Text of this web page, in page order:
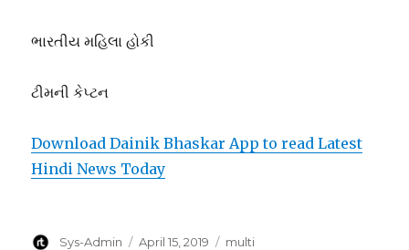
ભારતીય મહિલા હોકી
ટીમની કેપ્ટન
Download Dainik Bhaskar App to read Latest
Hindi News Today
Author
Sys-Admin
Posted
April 15, 2019 Categories
multi